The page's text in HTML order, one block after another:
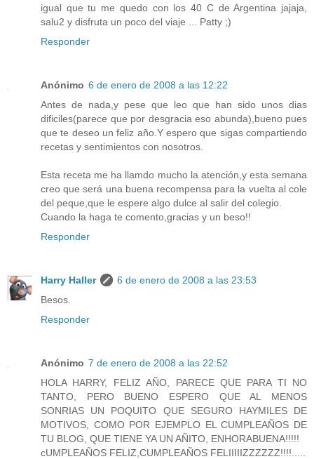
igual que tu me quedo con los 40 C de Argentina jajaja,
salu2 y disfruta un poco del viaje ... Patty ;)
Responder
Anónimo 6 de enero de 2008 a las 12:22
Antes de nada,y pese que leo que han sido unos dias
dificiles(parece que por desgracia eso abunda),bueno pues
que te deseo un feliz año.Y espero que sigas compartiendo
recetas y sentimientos con nosotros.
Esta receta me ha llamdo mucho la atención,y esta semana
creo que será una buena recompensa para la vuelta al cole
del peque,que le espere algo dulce al salir del colegio.
Cuando la haga te comento,gracias y un beso!!
Responder
Harry Haller
6 de enero de 2008 a las 23:53
Besos.
Responder
Anónimo 7 de enero de 2008 a las 22:52
HOLA HARRY, FELIZ AÑO, PARECE QUE PARA TI NO
TANTO, PERO BUENO ESPERO QUE AL MENOS
SONRIAS UN POQUITO QUE SEGURO HAYMILES DE
MOTIVOS, COMO POR EJEMPLO EL CUMPLEAÑOS DE
TU BLOG, QUE TIENE YA UN AÑITO, ENHORABUENA!!!!!
cUMPLEAÑOS FELIZ,CUMPLEAÑOS FELIIIIIZZZZZZ!!!!.....